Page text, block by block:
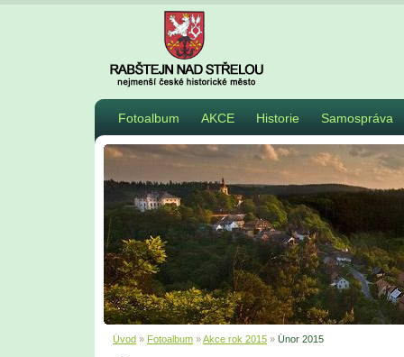
Fotoalbum AKCE Historie Samospráva
Úvod » Fotoalbum »Akce rok 2015 » Únor 2015